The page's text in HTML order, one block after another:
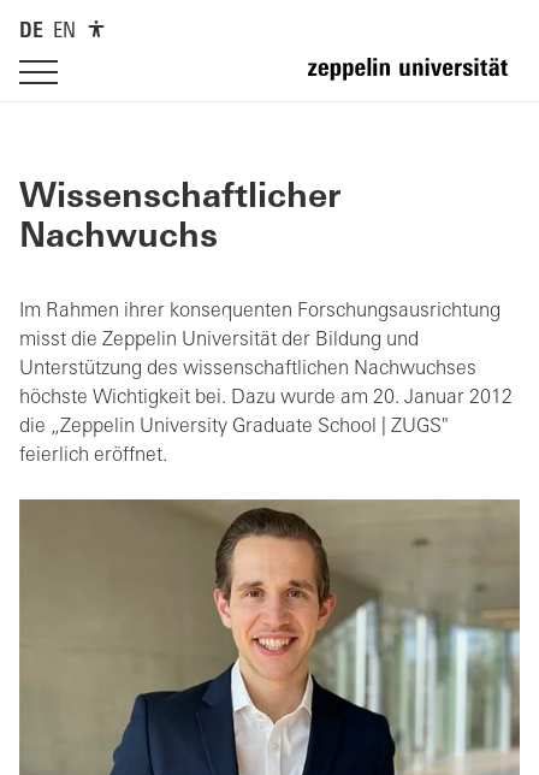
DE EN
Wissenschaftlicher
Nachwuchs
Im Rahmen ihrer konsequenten Forschungsausrichtung
misst die Zeppelin Universität der Bildung und
Unterstützung des wissenschaftlichen Nachwuchses
höchste Wichtigkeit bei. Dazu wurde am 20. Januar 2012
die „Zeppelin University Graduate School | ZUGS"
feierlich eröffnet.